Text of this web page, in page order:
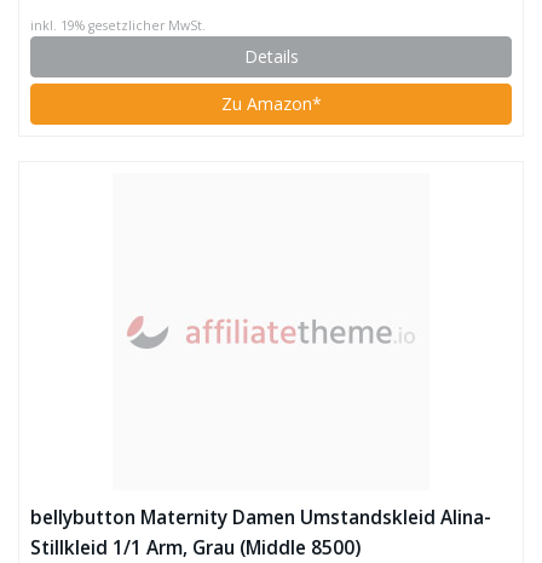
inkl. 19% gesetzlicher MwSt.
Details
Zu Amazon*
bellybutton Maternity Damen Umstandskleid Alina-
Stillkleid 1/1 Arm, Grau (Middle 8500)